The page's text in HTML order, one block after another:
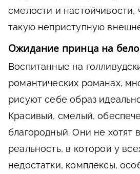
смелости и настойчивости,
такую неприступную
Ожидание принца на
Воспитанные на
романтических романах,
рисуют себе образ
Красивый, смелый,
благородный. Они не хотят
реальность, в которой у
недостатки, комплексы,